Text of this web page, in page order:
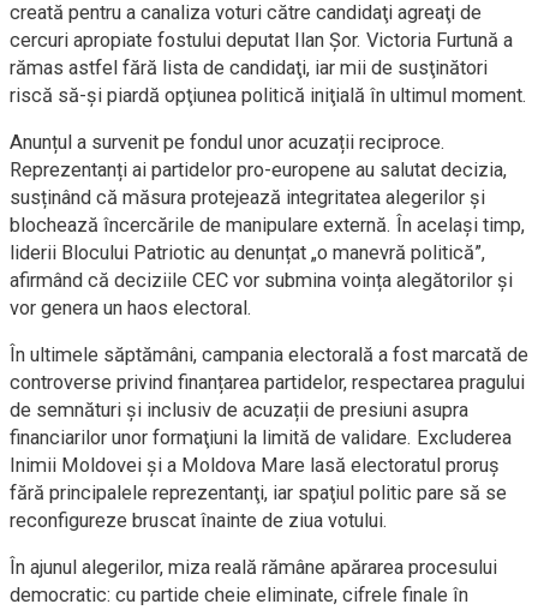
creată pentru a canaliza voturi către candidaţi agreaţi de
cercuri apropiate fostului deputat Ilan Şor. Victoria Furtună a
rămas astfel fără lista de candidaţi, iar mii de susţinători
riscă să-şi piardă opţiunea politică iniţială în ultimul moment.
Anunțul a survenit pe fondul unor acuzații reciproce.
Reprezentanți ai partidelor pro-europene au salutat decizia,
susținând că măsura protejează integritatea alegerilor și
blochează încercările de manipulare externă. În același timp,
liderii Blocului Patriotic au denunțat „o manevră politică”,
afirmând că deciziile CEC vor submina voința alegătorilor și
vor genera un haos electoral.
În ultimele săptămâni, campania electorală a fost marcată de
controverse privind finanțarea partidelor, respectarea pragului
de semnături și inclusiv de acuzații de presiuni asupra
financiarilor unor formaţiuni la limită de validare. Excluderea
Inimii Moldovei şi a Moldova Mare lasă electoratul proruş
fără principalele reprezentanţi, iar spaţiul politic pare să se
reconfigureze bruscat înainte de ziua votului.
În ajunul alegerilor, miza reală rămâne apărarea procesului
democratic: cu partide cheie eliminate, cifrele finale în